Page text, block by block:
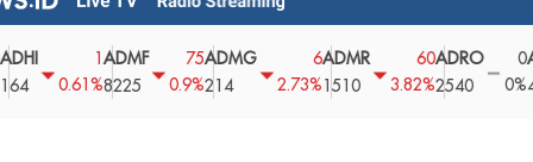
0.61%
ADMF
8225
75
0.9%
ADMG
214
2.73%
ADMR
1510
60
3.82%
ADRO
2540
0
0%
AEGS